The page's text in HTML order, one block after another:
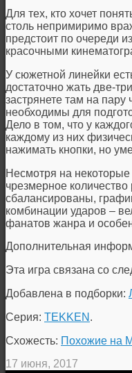
Для тех, кто хочет
столь непримиримо
предстоит по очереди
красочными
У сюжетной линейки
достаточно жать две-
застрянете там на
необходимы для
Дело в том, что у
каждому из них
нажимать кнопки, но
Несмотря на некоторые
чрезмерное
сбалансированы,
комбинации ударов –
фанатов жанра и
Дополнительная
Эта игра связана со
Добавлена в подборки:
Серия: TEKKEN .
Схожесть: Похожие на
17 июня, 2017